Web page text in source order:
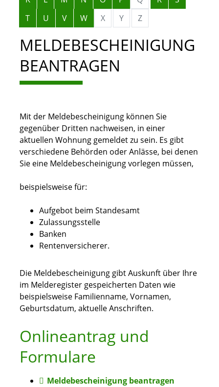
T
U V W X Y Z
MELDEBESCHEINIGUNG
BEANTRAGEN
Mit der Meldebescheinigung können Sie
gegenüber Dritten nachweisen, in einer
aktuellen Wohnung gemeldet zu sein. Es gibt
verschiedene Behörden oder Anlässe, bei denen
Sie eine Meldebescheinigung vorlegen müssen,
beispielsweise für:
Aufgebot beim Standesamt
Zulassungsstelle
Banken
Rentenversicherer.
Die Meldebescheinigung gibt Auskunft über Ihre
im Melderegister gespeicherten Daten wie
beispielsweise Familienname, Vornamen,
Geburtsdatum, aktuelle Anschriften.
Onlineantrag und
Formulare
Meldebescheinigung beantragen